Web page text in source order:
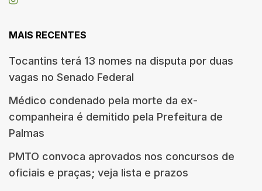
MAIS RECENTES
Tocantins terá 13 nomes na disputa por duas
vagas no Senado Federal
Médico condenado pela morte da ex-
companheira é demitido pela Prefeitura de
Palmas
PMTO convoca aprovados nos concursos de
oficiais e praças; veja lista e prazos